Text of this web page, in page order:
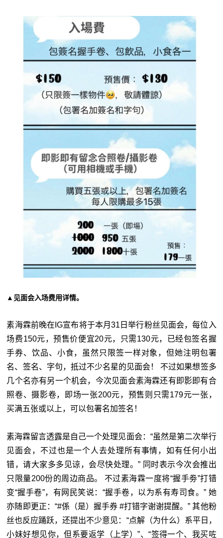
▲见面会入场费用详情。
素海霖前晚在IG宣布将于本月31日举行粉丝见面会，每位入
场费150元，预售价便宜20元，只需130元，已经包签名握
手券、饮品、小食，虽然只限签一样对象，但她注明包署
名、签名、字句，抵过不少名星的见面会！ 不过如果想签多
几个名亦有另一个机会，今次见面会素海霖还有即影即有合
照卷、摄影卷，即场一张200元，预售则只需179元一张，
买满五张或以上，可以包署名加签名！
素海霖留言透露是自己一个处理见面会：“虽然是第二次举行
见面会，不过也是一个人去处理所有事情，如有任何小出
错，请大家多多见谅，会尽快处理。” 同时表示今次会推出
只限量200份的周边商品。 不过素海霖一度将“握手劵”打错
变“握手卷”，有网民笑说：“握手卷，以为系有寿司食。” 她
亦随即更正：“#係（是）握手券 #打错字谢谢提醒。” 其他粉
丝也反应踊跃，还提出不少意见：“点解（为什么）系平日，
小妹好想见你，但系要返学（上学）”、“签得一个、我买咗